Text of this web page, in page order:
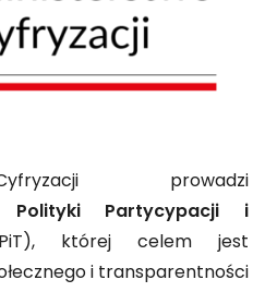
prowadzi
Polityki Partycypacji i
której celem jest
i transparentności